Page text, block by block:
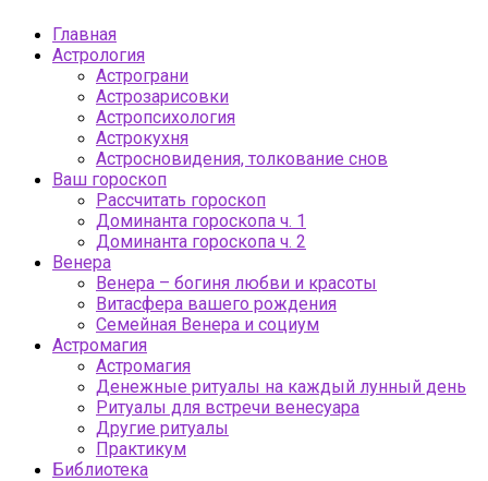
Главная
Астрология
Астрограни
Астрозарисовки
Астропсихология
Астрокухня
Астросновидения, толкование снов
Ваш гороскоп
Рассчитать гороскоп
Доминанта гороскопа ч. 1
Доминанта гороскопа ч. 2
Венера
Венера – богиня любви и красоты
Витасфера вашего рождения
Семейная Венера и социум
Астромагия
Астромагия
Денежные ритуалы на каждый лунный день
Ритуалы для встречи венесуара
Другие ритуалы
Практикум
Библиотека